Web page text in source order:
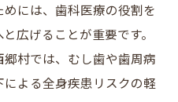
には、歯科医療の役割を
広げることが重要です。
村では、むし歯や歯周病
よる全身疾患リスクの軽